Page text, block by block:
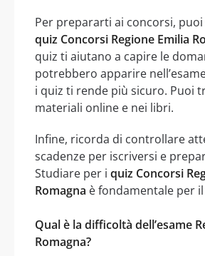
Per prepararti ai concorsi,
quiz Concorsi Regione Emilia
quiz ti aiutano a capire le
potrebbero apparire
i quiz ti rende più sicuro. Puoi
materiali online e nei libri.
Infine, ricorda di controllare
scadenze per iscriversi e
Studiare per i quiz Concorsi
Romagna è fondamentale per
Qual è la difficoltà dell’esame
Romagna?